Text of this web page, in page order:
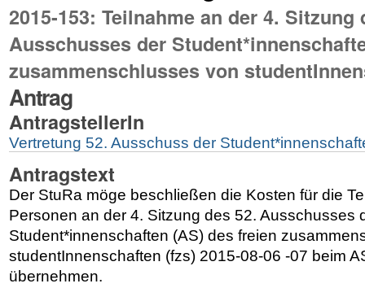
2015-153: Teilnahme an der 4. Sitzung
Ausschusses der
zusammenschlusses von
Antrag
AntragstellerIn
Vertretung 52. Ausschuss der
Antragstext
Der StuRa möge beschließen die Kosten für die
Personen an der 4. Sitzung des 52. Ausschusses
Student*innenschaften (AS) des freien
studentInnenschaften (fzs) 2015-08-06 -07 beim
übernehmen.